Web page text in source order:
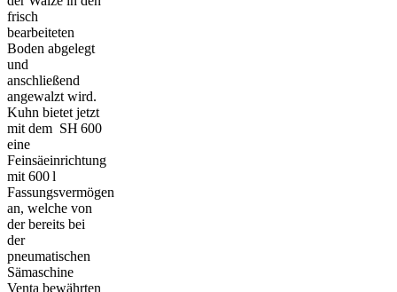
frisch
bearbeiteten
Boden abgelegt
und
anschließend
angewalzt wird.
Kuhn bietet jetzt
mit dem SH 600
eine
Feinsäeinrichtung
mit 600 l
Fassungsvermögen
an, welche von
der bereits bei
der
pneumatischen
Sämaschine
Venta bewährten